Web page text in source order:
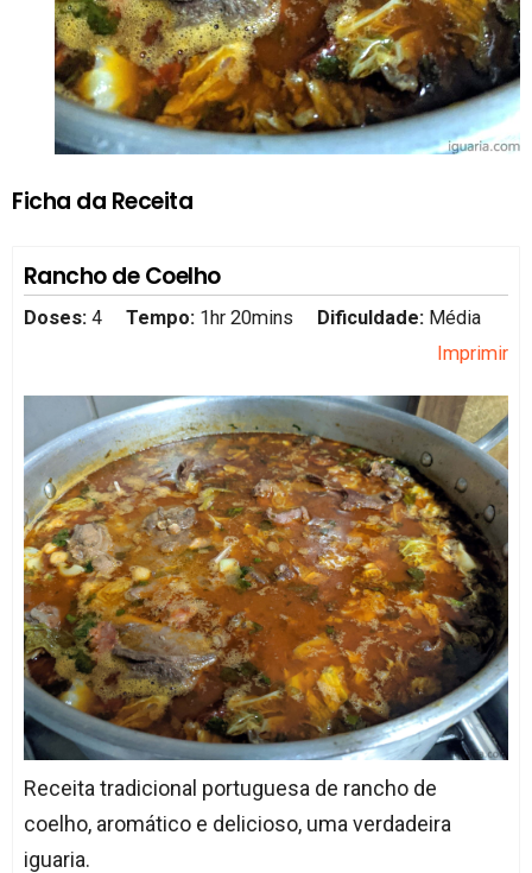
Ficha da Receita
Rancho de Coelho
Doses: 4 Tempo: 1hr 20mins Dificuldade: Média
Imprimir
Receita tradicional portuguesa de rancho de
coelho, aromático e delicioso, uma verdadeira
iguaria.